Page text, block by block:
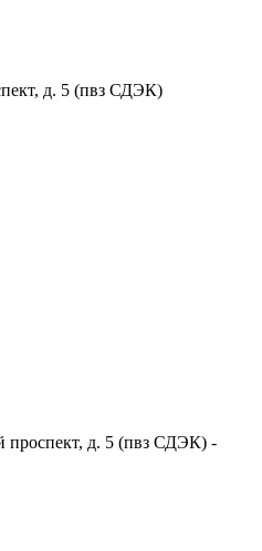
д. 5 (пвз СДЭК)
проспект, д. 5 (пвз СДЭК) -